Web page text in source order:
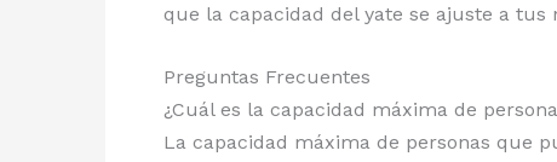
que la capacidad del yate se ajuste a tus
Preguntas Frecuentes
¿Cuál es la capacidad máxima de
La capacidad máxima de personas que